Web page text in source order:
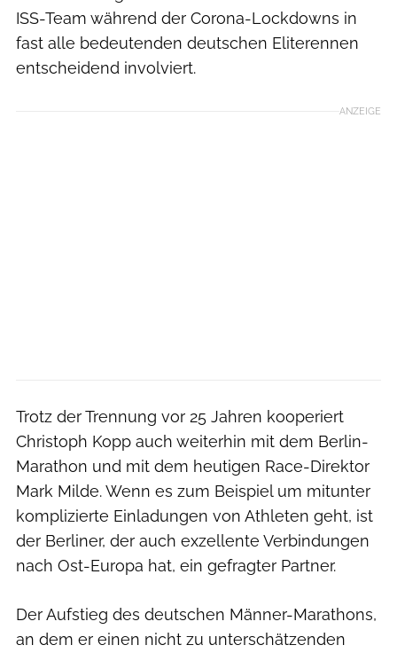
ISS-Team während der Corona-Lockdowns in
fast alle bedeutenden deutschen Eliterennen
entscheidend involviert.
ANZEIGE
Trotz der Trennung vor 25 Jahren kooperiert
Christoph Kopp auch weiterhin mit dem Berlin-
Marathon und mit dem heutigen Race-Direktor
Mark Milde. Wenn es zum Beispiel um mitunter
komplizierte Einladungen von Athleten geht, ist
der Berliner, der auch exzellente Verbindungen
nach Ost-Europa hat, ein gefragter Partner.
Der Aufstieg des deutschen Männer-Marathons,
an dem er einen nicht zu unterschätzenden